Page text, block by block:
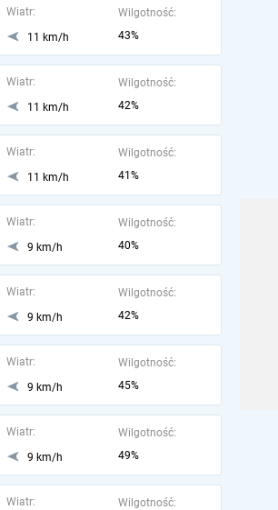
Wiatr:
11 km/h
Wilgotność:
43%
Wiatr:
11 km/h
Wilgotność:
42%
Wiatr:
11 km/h
Wilgotność:
41%
Wiatr:
9 km/h
Wilgotność:
40%
Wiatr:
9 km/h
Wilgotność:
42%
Wiatr:
9 km/h
Wilgotność:
45%
Wiatr:
9 km/h
Wilgotność:
49%
Wiatr:
Wilgotność: